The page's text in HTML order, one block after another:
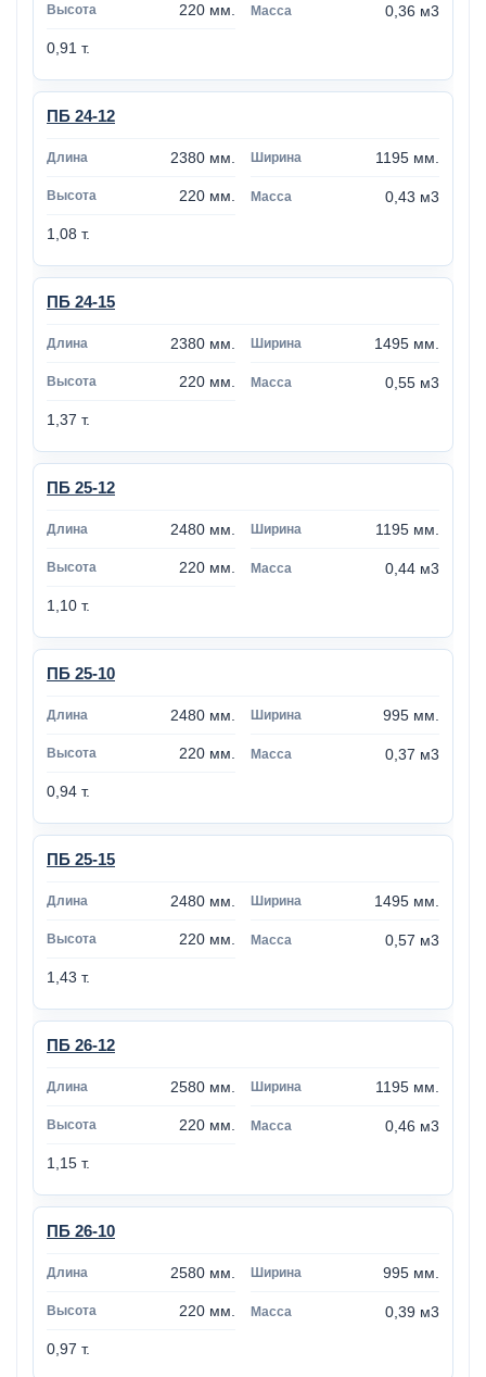
220 мм. 0,36 м3
0,91 т.
ПБ 24-12
2380 мм. 1195 мм.
220 мм. 0,43 м3
1,08 т.
ПБ 24-15
2380 мм. 1495 мм.
220 мм. 0,55 м3
1,37 т.
ПБ 25-12
2480 мм. 1195 мм.
220 мм. 0,44 м3
1,10 т.
ПБ 25-10
2480 мм. 995 мм.
220 мм. 0,37 м3
0,94 т.
ПБ 25-15
2480 мм. 1495 мм.
220 мм. 0,57 м3
1,43 т.
ПБ 26-12
2580 мм. 1195 мм.
220 мм. 0,46 м3
1,15 т.
ПБ 26-10
2580 мм. 995 мм.
220 мм. 0,39 м3
0,97 т.